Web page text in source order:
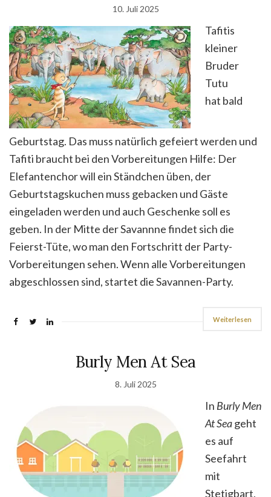
10. Juli 2025
Tafitis
kleiner
Bruder
Tutu
hat bald
Geburtstag. Das muss natürlich gefeiert werden und
Tafiti braucht bei den Vorbereitungen Hilfe: Der
Elefantenchor will ein Ständchen üben, der
Geburtstagskuchen muss gebacken und Gäste
eingeladen werden und auch Geschenke soll es
geben. In der Mitte der Savannne findet sich die
Feierst-Tüte, wo man den Fortschritt der Party-
Vorbereitungen sehen. Wenn alle Vorbereitungen
abgeschlossen sind, startet die Savannen-Party.
Weiterlesen
Burly Men At Sea
8. Juli 2025
In Burly Men
At Seageht
es auf
Seefahrt
mit
Stetigbart,